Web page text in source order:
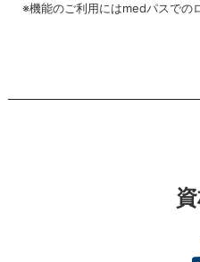
※機能のご利用にはmedパスでの